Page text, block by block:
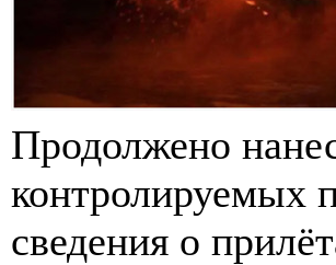
Продолжено
контролируемых
сведения о